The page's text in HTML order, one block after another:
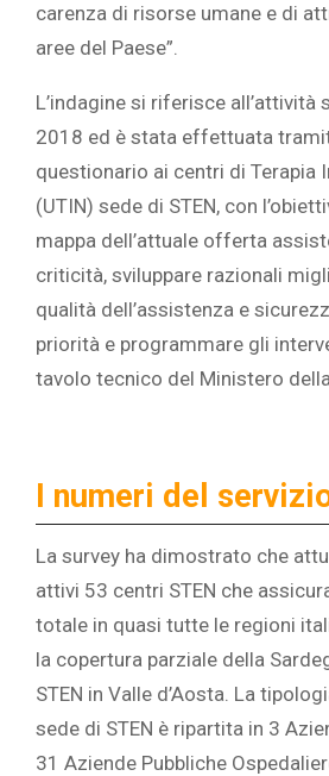
carenza di risorse umane e di
aree del Paese”.
L’indagine si riferisce all’attività
2018 ed è stata effettuata
questionario ai centri di Terapia
(UTIN) sede di STEN, con
mappa dell’attuale offerta
criticità, sviluppare razionali
qualità dell’assistenza e
priorità e programmare gli
tavolo tecnico del Ministero
I numeri del
La survey ha dimostrato che
attivi 53 centri STEN che
totale in quasi tutte le regioni
la copertura parziale della
STEN in Valle d’Aosta. La
sede di STEN è ripartita in 3
31 Aziende Pubbliche